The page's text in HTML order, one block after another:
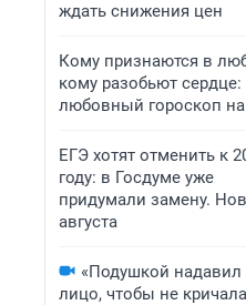
ждать снижения цен
Кому признаются в
кому разобьют сердце:
любовный гороскоп на
ЕГЭ хотят отменить к
году: в Госдуме уже
придумали замену.
августа
«Подушкой надавил
лицо, чтобы не